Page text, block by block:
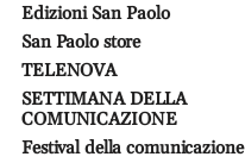
Edizioni San Paolo
San Paolo store
TELENOVA
SETTIMANA DELLA
COMUNICAZIONE
Festival della comunicazione